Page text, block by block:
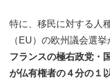
特に、移民に対する人
（EU）の欧州議会選
フランスの極右政党・
が仏有権者の４分の１